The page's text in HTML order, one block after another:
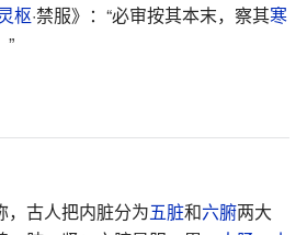
枢·禁服》：“必审按其本末，察其寒
”
，古人把内脏分为五脏和六腑两大